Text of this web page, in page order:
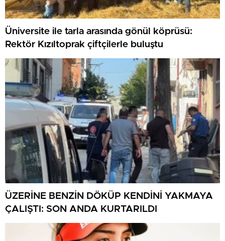
Üniversite ile tarla arasında gönül köprüsü:
Rektör Kızıltoprak çiftçilerle buluştu
ÜZERİNE BENZİN DÖKÜP KENDİNİ YAKMAYA
ÇALIŞTI: SON ANDA KURTARILDI